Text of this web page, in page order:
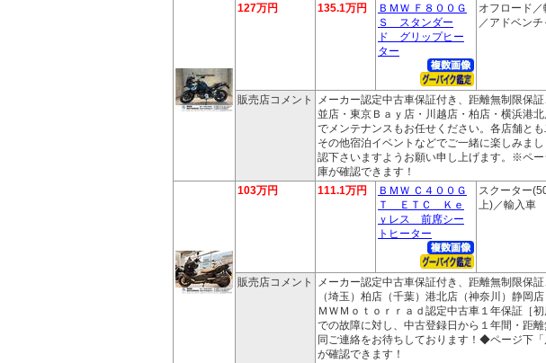
127万円
135.1万円
ＢＭＷ Ｆ８００Ｇ
Ｓ スタンダー
ド グリップヒー
ター
オフロード
／アドベンチ
販売店コメント
メーカー認定中古車保証付き、距離無制限保
並店・東京Ｂａｙ店・川越店・柏店・横浜港
でメンテナンスもお任せください。各店舗と
その他宿泊イベントなどでご一緒に楽しみま
認下さいますようお願い申し上げます。※ペ
庫が確認できます！
103万円
111.1万円
ＢＭＷ Ｃ４００Ｇ
Ｔ ＥＴＣ Ｋｅ
ｙレス 前席シー
トヒーター
スクーター
上)／輸入車
販売店コメント
メーカー認定中古車保証付き、距離無制限保
（埼玉）柏店（千葉）港北店（神奈川）静岡
ＭＷＭｏｔｏｒｒａｄ認定中古車１年保証［
での故障に対し、中古登録日から１年間・距
同ご連絡をお待ちしております！◆ページ下
が確認できます！